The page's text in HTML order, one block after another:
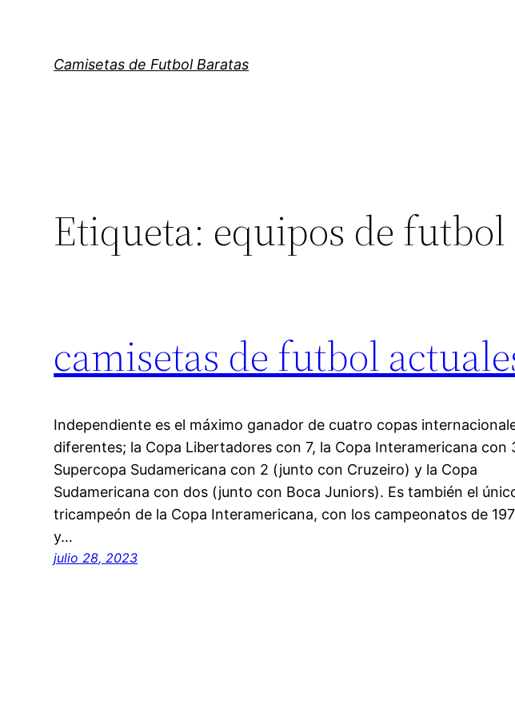
contenido
Camisetas de Futbol Baratas
Etiqueta: equipos de
camisetas de futbol
Independiente es el máximo ganador de cuatro copas
diferentes; la Copa Libertadores con 7, la Copa Interamericana con
Supercopa Sudamericana con 2 (junto con Cruzeiro) y la Copa
Sudamericana con dos (junto con Boca Juniors). Es también el
tricampeón de la Copa Interamericana, con los campeonatos de
y…
julio 28, 2023